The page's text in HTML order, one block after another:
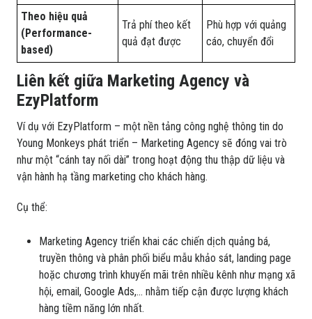
Theo hiệu quả
(Performance-
based)
Trả phí theo kết
quả đạt được
Phù hợp với quảng
cáo, chuyển đổi
Liên kết giữa Marketing Agency và
EzyPlatform
Ví dụ với EzyPlatform – một nền tảng công nghệ thông tin do
Young Monkeys phát triển – Marketing Agency sẽ đóng vai trò
như một “cánh tay nối dài” trong hoạt động thu thập dữ liệu và
vận hành hạ tầng marketing cho khách hàng.
Cụ thể:
Marketing Agency triển khai các chiến dịch quảng bá,
truyền thông và phân phối biểu mẫu khảo sát, landing page
hoặc chương trình khuyến mãi trên nhiều kênh như mạng xã
hội, email, Google Ads,... nhằm tiếp cận được lượng khách
hàng tiềm năng lớn nhất.